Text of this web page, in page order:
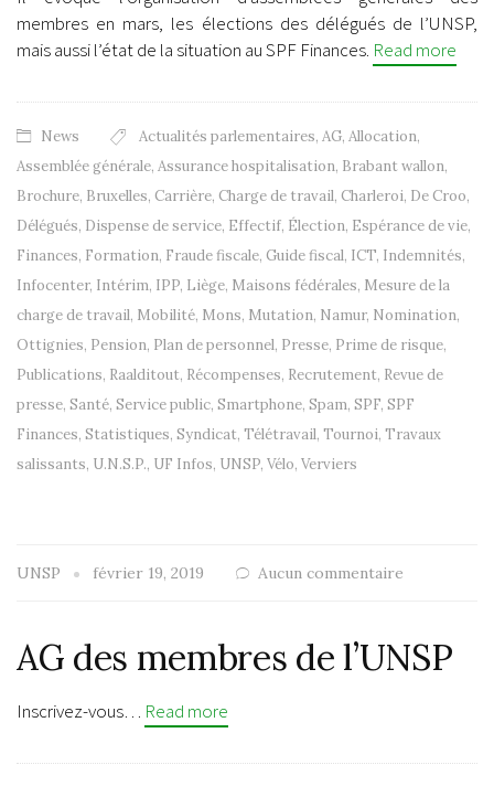
membres en mars, les élections des délégués de l’UNSP,
mais aussi l’état de la situation au SPF Finances. Read more
News Actualités parlementaires, AG, Allocation,
Assemblée générale, Assurance hospitalisation, Brabant wallon,
Brochure, Bruxelles, Carrière, Charge de travail, Charleroi, De Croo,
Délégués, Dispense de service, Effectif, Élection, Espérance de vie,
Finances, Formation, Fraude fiscale, Guide fiscal, ICT, Indemnités,
Infocenter, Intérim, IPP, Liège, Maisons fédérales, Mesure de la
charge de travail, Mobilité, Mons, Mutation, Namur, Nomination,
Ottignies, Pension, Plan de personnel, Presse, Prime de risque,
Publications, Raalditout, Récompenses, Recrutement, Revue de
presse, Santé, Service public, Smartphone, Spam, SPF, SPF
Finances, Statistiques, Syndicat, Télétravail, Tournoi, Travaux
salissants, U.N.S.P., UF Infos, UNSP, Vélo, Verviers
UNSP février 19, 2019 Aucun commentaire
AG des membres de l’UNSP
Inscrivez-vous… Read more